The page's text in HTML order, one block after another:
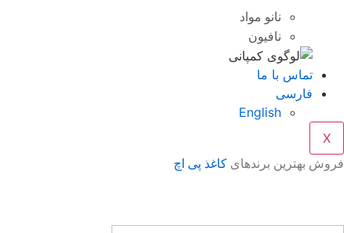
نانو مواد
نافیون
تماس با ما
فارسی
English
X
فروش بهترین برندهای کاغذ پی اچ